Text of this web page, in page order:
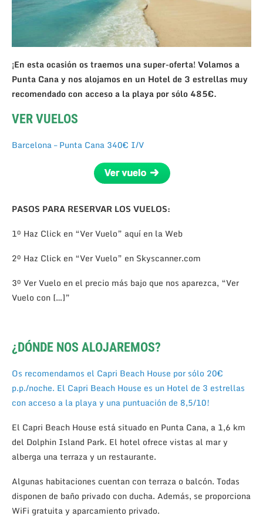
¡En esta ocasión os traemos una super-oferta! Volamos a
Punta Cana y nos alojamos en un Hotel de 3 estrellas muy
recomendado con acceso a la playa por sólo 485€.
VER VUELOS
Barcelona – Punta Cana 340€ I/V
PASOS PARA RESERVAR LOS VUELOS:
1º Haz Click en “Ver Vuelo” aquí en la Web
2º Haz Click en “Ver Vuelo” en Skyscanner.com
3º Ver Vuelo en el precio más bajo que nos aparezca, “Ver
Vuelo con […]”
¿DÓNDE NOS ALOJAREMOS?
Os recomendamos el Capri Beach House por sólo 20€
p.p./noche. El Capri Beach House es un Hotel de 3 estrellas
con acceso a la playa y una puntuación de 8,5/10!
El Capri Beach House está situado en Punta Cana, a 1,6 km
del Dolphin Island Park. El hotel ofrece vistas al mar y
alberga una terraza y un restaurante.
Algunas habitaciones cuentan con terraza o balcón. Todas
disponen de baño privado con ducha. Además, se proporciona
WiFi gratuita y aparcamiento privado.